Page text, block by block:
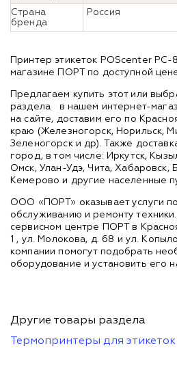
Страна
бренда
Россия
Принтер этикеток POScenter PC-
магазине ПОРТ по доступной
Предлагаем купить этот или
раздела
в нашем интернет-
на сайте, доставим его по
краю (Железногорск, Норильск,
Зеленогорск и др). Также
город, в том числе: Иркутск,
Омск, Улан-Удэ, Чита, Хабаровск,
Кемерово и другие населенные
ООО «ПОРТ» оказывает услуги
обслуживанию и ремонту
сервисном центре ПОРТ в
1 , ул. Молокова, д. 68 и ул.
компании помогут подобрать
оборудование и установить его
Другие товары раздела
Термопринтеры для